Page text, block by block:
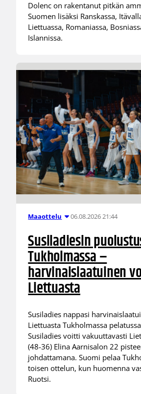
Dolenc on rakentanut pitkän
Suomen lisäksi Ranskassa,
Liettuassa, Romaniassa,
Islannissa.
Maaottelu 06.08.2026 21:44
Susiladiesin
Tukholmassa –
harvinaislaatuinen
Liettuasta
Susiladies nappasi
Liettuasta Tukholmassa
Susiladies voitti vakuuttavasti
(48-36) Elina Aarnisalon 22
johdattamana. Suomi pelaa
toisen ottelun, kun huomenna
Ruotsi.